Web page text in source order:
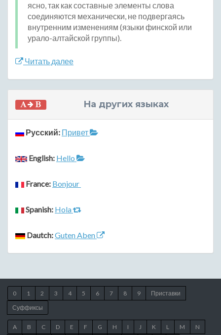
ясно, так как составные элементы слова
соединяются механически, не подвергаясь
внутренним изменениям (языки финской или
урало-алтайской группы).
Читать далее
На других языках
Русский: Привет
English: Hello
France: Bonjour
Spanish: Hola
Dautch:Guten Aben
0 1 2 3 4 5 6 7 8 9
Приставки
Суффиксы
A B C D E F G H I J K L M N